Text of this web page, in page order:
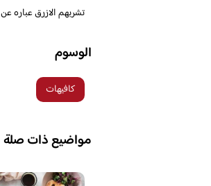
تشربهم الازرق عباره عن 7up كابين فيو لون? والاصفر دا م قدرت احددو شنو بس الاحمر دا عباره عن عصير روزانا?
الوسوم
كافيهات
مواضيع ذات صلة